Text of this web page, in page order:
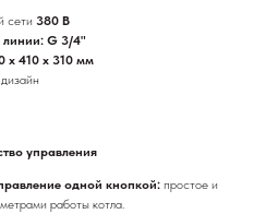
сети 380 В
G 3/4"
x 410 x 310 мм
управления
одной кнопкой: простое и
работы котла.